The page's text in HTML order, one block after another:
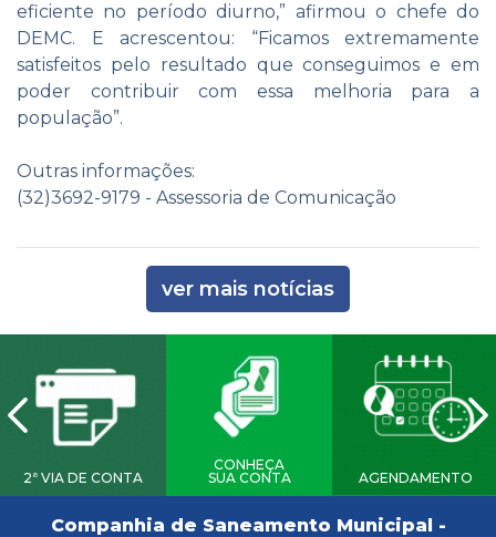
eficiente no período diurno,” afirmou o chefe do
DEMC. E acrescentou: “Ficamos extremamente
satisfeitos pelo resultado que conseguimos e em
poder contribuir com essa melhoria para a
população”.
Outras informações:
(32)3692-9179 - Assessoria de Comunicação
ver mais notícias
2ª VIA DE CONTA
CONHEÇA
SUA CONTA
AGENDAMENTO
Companhia de Saneamento Municipal -